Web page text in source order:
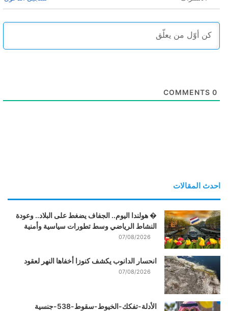
0
احدث المقالات
� هولندا اليوم.. الجفاف يضغط على البلاد.. وعودة
النشاط الرياضي وسط تطورات سياسية وأمنية
07/08/2026
انحسار الدانوب يكشف كنوزا أخفاها النهر لعقود
07/08/2026
الأدلة-تفكك-الخيوط-سقوط-538-جنسية